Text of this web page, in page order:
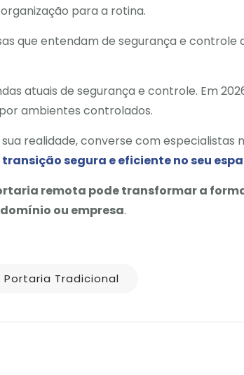
para a rotina.
que entendam de segurança e controle
atuais de segurança e controle. Em
ambientes controlados.
realidade, converse com especialistas
segura e eficiente no seu
remota pode transformar a
ou empresa.
Portaria Tradicional